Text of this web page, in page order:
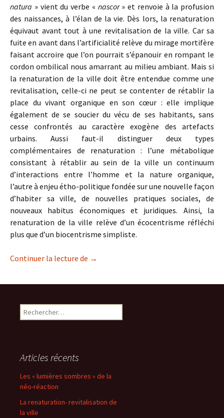
natura » vient du verbe « nascor» et renvoie à la profusion
des naissances, à l’élan de la vie. Dès lors, la renaturation
équivaut avant tout à une revitalisation de la ville. Car sa
fuite en avant dans l’artificialité relève du mirage mortifère
faisant accroire que l’on pourrait s’épanouir en rompant le
cordon ombilical nous amarrant au milieu ambiant. Mais si
la renaturation de la ville doit être entendue comme une
revitalisation, celle-ci ne peut se contenter de rétablir la
place du vivant organique en son cœur : elle implique
également de se soucier du vécu de ses habitants, sans
cesse confrontés au caractère exogène des artefacts
urbains. Aussi faut-il distinguer deux types
complémentaires de renaturation : l’une métabolique
consistant à rétablir au sein de la ville un continuum
d’interactions entre l’homme et la nature organique,
l’autre à enjeu étho-politique fondée sur une nouvelle façon
d’habiter sa ville, de nouvelles pratiques sociales, de
nouveaux habitus économiques et juridiques. Ainsi, la
renaturation de la ville relève d’un écocentrisme réfléchi
plus que d’un biocentrisme simpliste.
Continuer la lecture de La renaturation- revitalisation de la
→
Rechercher :
Articles récents
Les « lumières sombres » de la
néo-réaction
La renaturation- revitalisation de
la ville